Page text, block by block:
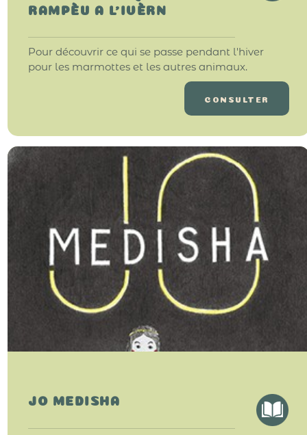
RAMPÈU A L'IVÈRN
Pour découvrir ce qui se passe pendant l'hiver
pour les marmottes et les autres animaux.
CONSULTER
JO MEDISHA